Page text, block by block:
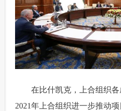
在比什凯克，上合组织各
2021年上合组织进一步推动